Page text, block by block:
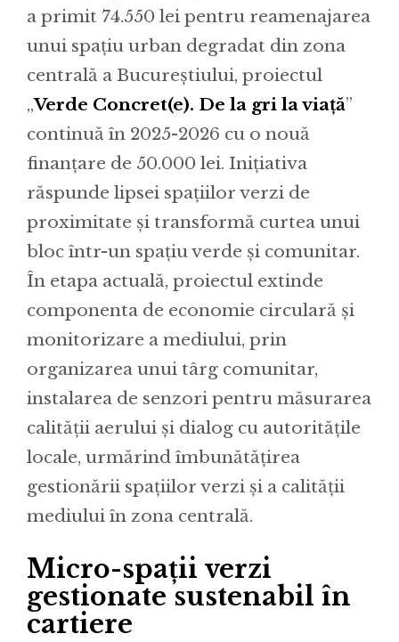
a primit 74.550 lei pentru reamenajarea
unui spațiu urban degradat din zona
centrală a Bucureștiului, proiectul
„Verde Concret(e). De la gri la viață”
continuă în 2025-2026 cu o nouă
finanțare de 50.000 lei. Inițiativa
răspunde lipsei spațiilor verzi de
proximitate și transformă curtea unui
bloc într-un spațiu verde și comunitar.
În etapa actuală, proiectul extinde
componenta de economie circulară și
monitorizare a mediului, prin
organizarea unui târg comunitar,
instalarea de senzori pentru măsurarea
calității aerului și dialog cu autoritățile
locale, urmărind îmbunătățirea
gestionării spațiilor verzi și a calității
mediului în zona centrală.
Micro-spații verzi
gestionate sustenabil în
cartiere